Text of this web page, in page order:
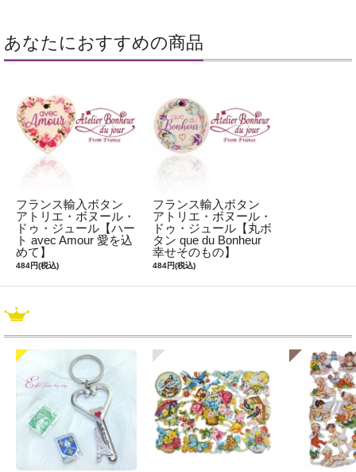
あなたにおすすめの商品
フランス輸入ボタン
アトリエ・ボヌール・
ドゥ・ジュール【ハー
ト avec Amour 愛を込
めて】
484円(税込)
フランス輸入ボタン
アトリエ・ボヌール・
ドゥ・ジュール【丸ボ
タン que du Bonheur
幸せそのもの】
484円(税込)